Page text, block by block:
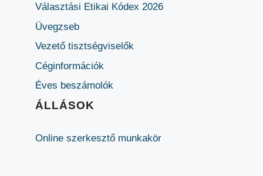
Választási Etikai Kódex 2026
Üvegzseb
Vezető tisztségviselők
Céginformációk
Éves beszámolók
ÁLLÁSOK
Online szerkesztő munkakör